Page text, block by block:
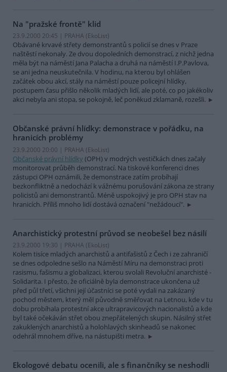
Na "pražské frontě" klid
23.9.2000 20:45 | PRAHA (EkoList)
Obávané krvavé střety demonstrantů s policií se dnes v Praze
naštěstí nekonaly. Ze dvou dopoledních demonstrací, z nichž jedna
měla být na náměstí Jana Palacha a druhá na náměstí I.P.Pavlova,
se ani jedna neuskutečnila. V hodinu, na kterou byl ohlášen
začátek obou akcí, stály na náměstí pouze policejní hlídky,
postupem času přišlo několik mladých lidí, ale poté, co po jakékoliv
akci nebyla ani stopa, se pokojně, leč poněkud zklamaně, rozešli.
Občanské právní hlídky: demonstrace v pořádku, na
hranicích problémy
23.9.2000 20:00 | PRAHA (EkoList)
Občanské právní hlídky (OPH) v modrých vestičkách dnes začaly
monitorovat průběh demonstrací. Na tiskové konferenci dnes
zástupci OPH oznámili, že demonstrace zatím probíhají
bezkonfliktně a nedochází k vážnému porušování zákona ze strany
policistů ani demonstrantů. Méně uspokojivý je pro OPH stav na
hranicích. Příliš mnoho lidí dostává označení "nežádoucí".
Anarchistický protestní průvod se neobešel bez násilí
23.9.2000 19:30 | PRAHA (EkoList)
Kolem tisíce mladých anarchistů a antifašistů z Čech i ze zahraničí
se dnes odpoledne sešlo na Náměstí Míru na demonstraci proti
rasismu, fašismu a globalizaci, kterou svolali Revoluční anarchisté -
Solidarita. I přesto, že oficiálně byla demonstrace ukončena už
před půl třetí, všichni její účastníci se poté vydali na zakázaný
pochod městem, který měl původně směřovat na Letnou, kde v tu
dobu probíhala protestní akce ultrapravicových nacionalistů a kde
byl také očekáván střet obou znepřátelených skupin. Násilný střet
zakuklených anarchistů a holohlavých skinheadů se nakonec
odehrál mnohem dříve, na nástupišti metra.
Ekologové debatu ocenili, ale s finančníky se neshodli